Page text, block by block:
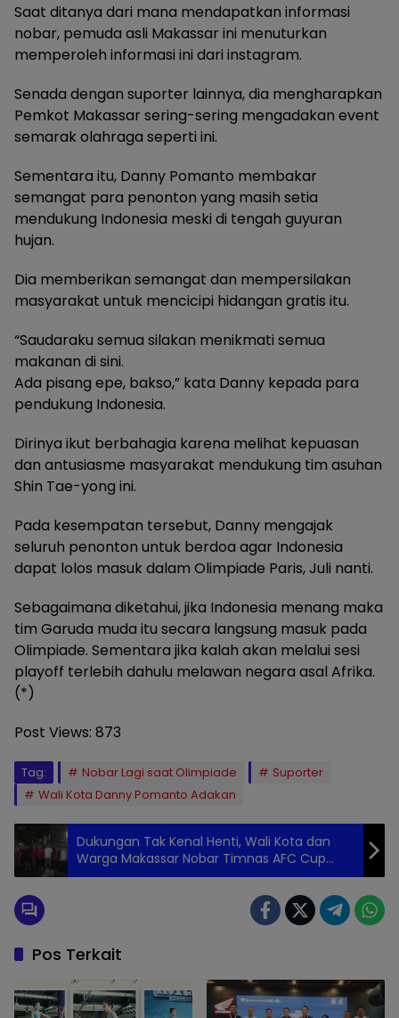
Saat ditanya dari mana mendapatkan informasi
nobar, pemuda asli Makassar ini menuturkan
memperoleh informasi ini dari instagram.
Senada dengan suporter lainnya, dia mengharapkan
Pemkot Makassar sering-sering mengadakan event
semarak olahraga seperti ini.
Sementara itu, Danny Pomanto membakar
semangat para penonton yang masih setia
mendukung Indonesia meski di tengah guyuran
hujan.
Dia memberikan semangat dan mempersilakan
masyarakat untuk mencicipi hidangan gratis itu.
“Saudaraku semua silakan menikmati semua
makanan di sini.
Ada pisang epe, bakso,” kata Danny kepada para
pendukung Indonesia.
Dirinya ikut berbahagia karena melihat kepuasan
dan antusiasme masyarakat mendukung tim asuhan
Shin Tae-yong ini.
Pada kesempatan tersebut, Danny mengajak
seluruh penonton untuk berdoa agar Indonesia
dapat lolos masuk dalam Olimpiade Paris, Juli nanti.
Sebagaimana diketahui, jika Indonesia menang maka
tim Garuda muda itu secara langsung masuk pada
Olimpiade. Sementara jika kalah akan melalui sesi
playoff terlebih dahulu melawan negara asal Afrika.
(*)
Post Views: 873
Tag: Nobar Lagi saat Olimpiade
Suporter
Wali Kota Danny Pomanto Adakan
Dukungan Tak Kenal Henti, Wali Kota dan
Warga Makassar Nobar Timnas AFC Cup
dengan Penuh Semangat
Pos Terkait